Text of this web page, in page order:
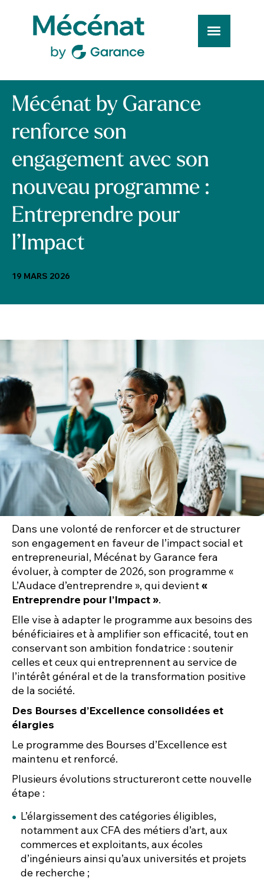
Mécénat by Garance
renforce son
engagement avec son
nouveau programme :
Entreprendre pour
l’Impact
19 MARS 2026
Dans une volonté de renforcer et de structurer
son engagement en faveur de l’impact social et
entrepreneurial, Mécénat by Garance fera
évoluer, à compter de 2026, son programme «
L’Audace d’entreprendre », qui devient«
Entreprendre pour l’Impact ».
Elle vise à adapter le programme aux besoins des
bénéficiaires et à amplifier son efficacité, tout en
conservant son ambition fondatrice : soutenir
celles et ceux qui entreprennent au service de
l’intérêt général et de la transformation positive
de la société.
Des Bourses d’Excellence consolidées et
élargies
Le programme des Bourses d’Excellence est
maintenu et renforcé.
Plusieurs évolutions structureront cette nouvelle
étape :
L’élargissement des catégories éligibles,
notamment aux CFA des métiers d’art, aux
commerces et exploitants, aux écoles
d’ingénieurs ainsi qu’aux universités et projets
de recherche ;